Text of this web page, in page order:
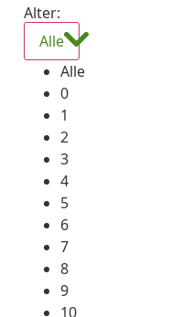
Alter:
Alle
Alle
0
1
2
3
4
5
6
7
8
9
10